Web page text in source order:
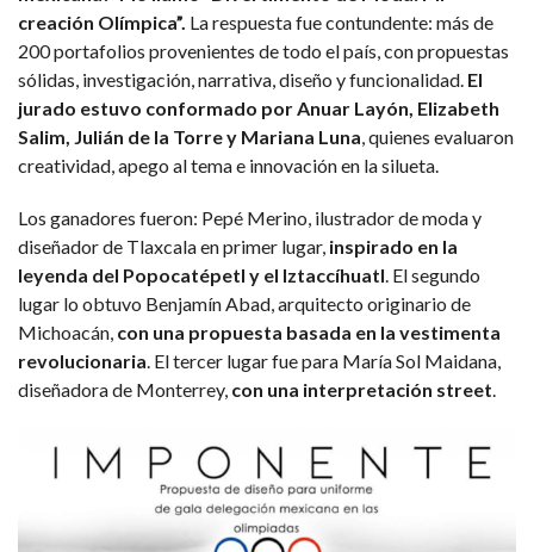
creación Olímpica”. La respuesta fue contundente: más de
200 portafolios provenientes de todo el país, con propuestas
sólidas, investigación, narrativa, diseño y funcionalidad. El
jurado estuvo conformado por Anuar Layón, Elizabeth
Salim, Julián de la Torre y Mariana Luna , quienes evaluaron
creatividad, apego al tema e innovación en la silueta.
Los ganadores fueron: Pepé Merino, ilustrador de moda y
diseñador de Tlaxcala en primer lugar, inspirado en la
leyenda del Popocatépetl y el Iztaccíhuatl . El segundo
lugar lo obtuvo Benjamín Abad, arquitecto originario de
Michoacán, con una propuesta basada en la vestimenta
revolucionaria . El tercer lugar fue para María Sol Maidana,
diseñadora de Monterrey, con una interpretación street